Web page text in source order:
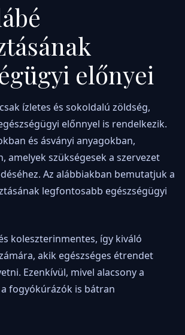
előnyei
ízletes és sokoldalú zöldség,
előnnyel is rendelkezik.
és ásványi anyagokban,
amelyek szükségesek a szervezet
Az alábbiakban bemutatjuk a
legfontosabb egészségügyi
koleszterinmentes, így kiváló
akik egészséges étrendet
Ezenkívül, mivel alacsony a
fogyókúrázók is bátran